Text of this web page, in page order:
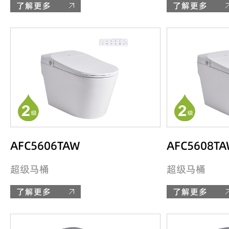
了解更多 了解更多
AFC5606TAW
超级马桶
了解更多
超级马桶
了解更多